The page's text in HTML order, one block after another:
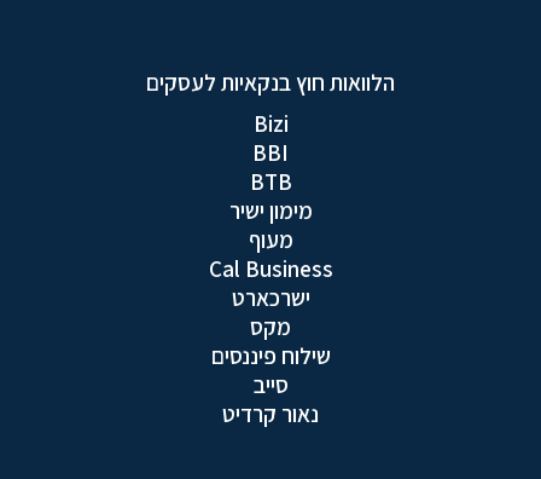
הלוואות חוץ בנקאיות לעסקים
Bizi
BBI
BTB
מימון ישיר
מעוף
Cal Business
ישרכארט
מקס
שילוח פיננסים
סייב
נאור קרדיט